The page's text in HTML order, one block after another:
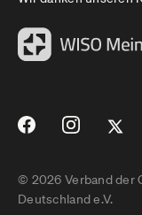
© 2026 Verband der
Deutschland e.V.